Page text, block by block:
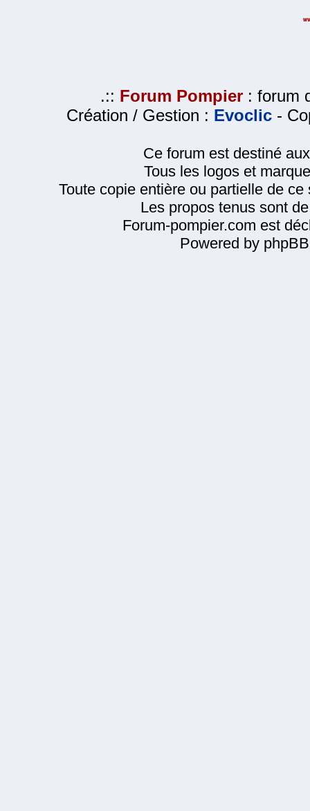
.:: Forum Pompier : forum
Création / Gestion : Evoclic -
Ce forum est destiné
Tous les logos et
Toute copie entière ou partielle de
Les propos tenus sont
Forum-pompier.com est
Powered by